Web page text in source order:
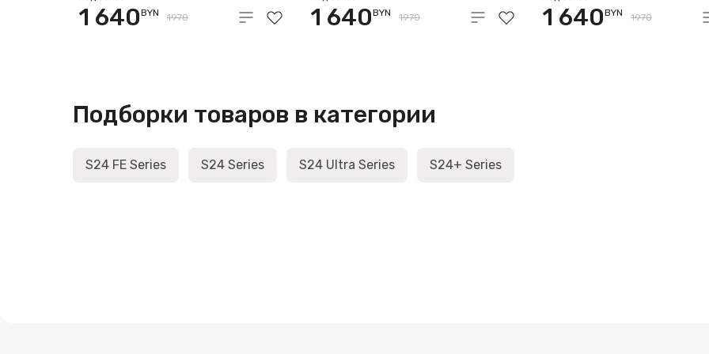
1 640BYN 1970 1 640BYN 1970 1 640BYN 1970
Подборки товаров в категории
S24 FE Series S24 Series S24 Ultra Series S24+ Series